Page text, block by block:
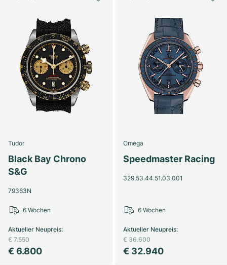
Tudor
Black Bay Chrono
S&G
79363N
€ 6.800
Aktueller Neupreis:
€ 7.550
6 Wochen
Omega
Speedmaster Racing
329.53.44.51.03.001
€ 32.940
Aktueller Neupreis:
€ 36.600
6 Wochen